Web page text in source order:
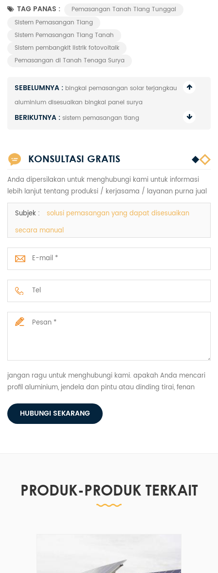
TAG PANAS :
Pemasangan Tanah Tiang Tunggal
Sistem Pemasangan Tiang
Sistem Pemasangan Tiang Tanah
Sistem pembangkit listrik fotovoltaik
Pemasangan di Tanah Tenaga Surya
SEBELUMNYA : bingkai pemasangan solar terjangkau
aluminium disesuaikan bingkai panel surya
BERIKUTNYA : sistem pemasangan tiang
KONSULTASI GRATIS
Anda dipersilakan untuk menghubungi kami untuk informasi
lebih lanjut tentang produksi / kerjasama / layanan purna jual
Subjek :
solusi pemasangan yang dapat disesuaikan
secara manual
jangan ragu untuk menghubungi kami. apakah Anda mencari
profil aluminium, jendela dan pintu atau dinding tirai, fenan
HUBUNGI SEKARANG
PRODUK-PRODUK TERKAIT